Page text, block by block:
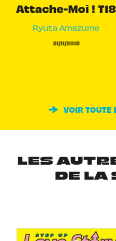
Attache-Moi ! T18
Ryuta Amazume
21/11/2018
VOIR TOUTE
LES
DE LA